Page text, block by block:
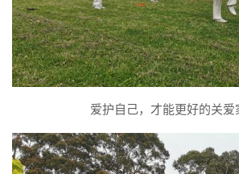
爱护自己，才能更好的关爱